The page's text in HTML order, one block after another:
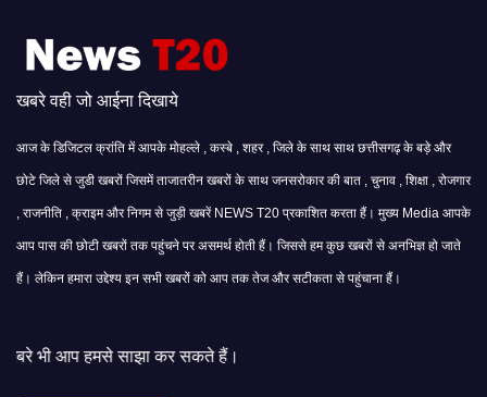
खबरे वही जो आईना दिखाये
आज के डिजिटल क्रांति में आपके मोहल्ले , कस्बे , शहर , जिले के साथ साथ छत्तीसगढ़ के बड़े और
छोटे जिले से जुडी खबरों जिसमें ताजातरीन खबरों के साथ जनसरोकार की बात , चुनाव , शिक्षा , रोजगार
, राजनीति , क्राइम और निगम से जुड़ी खबरें NEWS T20 प्रकाशित करता हैं। मुख्य Media आपके
आप पास की छोटी खबरों तक पहुंचने पर असमर्थ होती हैं। जिससे हम कुछ खबरों से अनभिज्ञ हो जाते
हैं। लेकिन हमारा उद्देश्य इन सभी खबरों को आप तक तेज और सटीकता से पहुंचाना हैं।
कर सकते हैं।